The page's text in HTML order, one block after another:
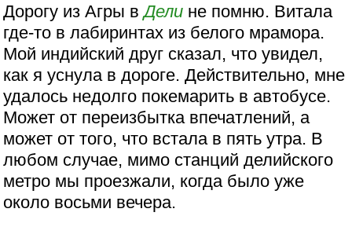
Дорогу из Агры вДели не помню. Витала
где-то в лабиринтах из белого мрамора.
Мой индийский друг сказал, что увидел,
как я уснула в дороге. Действительно, мне
удалось недолго покемарить в автобусе.
Может от переизбытка впечатлений, а
может от того, что встала в пять утра. В
любом случае, мимо станций делийского
метро мы проезжали, когда было уже
около восьми вечера.